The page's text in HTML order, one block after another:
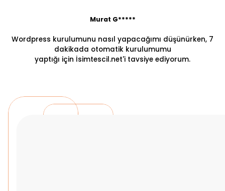
Murat G*****
Wordpress kurulumunu nasıl yapacağımı düşünürken, 7
dakikada otomatik kurulumumu
yaptığı için İsimtescil.net'i tavsiye ediyorum.